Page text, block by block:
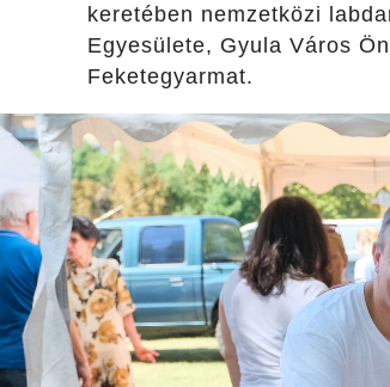
keretében nemzetközi
Egyesülete, Gyula Város
Feketegyarmat.